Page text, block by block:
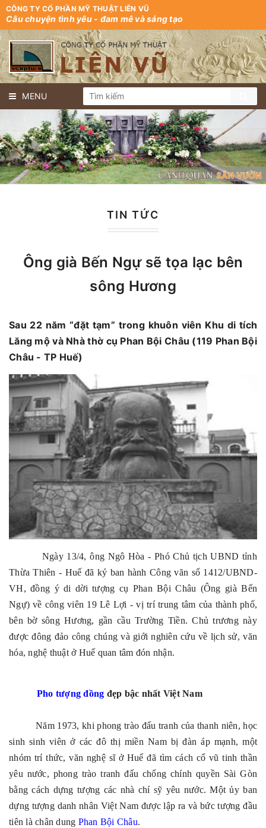
CÔNG TY CỔ PHẦN MỸ THUẬT LIÊN VŨ
Câu chuyện tình yêu - đam mê và sáng tạo
MENU
TIN TỨC
Ông già Bến Ngự sẽ tọa lạc bên
sông Hương
Sau 22 năm “đặt tạm” trong khuôn viên Khu di tích
Lăng mộ và Nhà thờ cụ Phan Bội Châu (119 Phan Bội
Châu - TP Huế)
Ngày 13/4, ông Ngô Hòa - Phó Chủ tịch UBND tỉnh
Thừa Thiên - Huế đã ký ban hành Công văn số 1412/UBND-
VH, đồng ý di dời tượng cụ Phan Bội Châu (Ông già Bến
Ngự) về công viên 19 Lê Lợi - vị trí trung tâm của thành phố,
bên bờ sông Hương, gần cầu Trường Tiền. Chủ trương này
được đông đảo công chúng và giới nghiên cứu về lịch sử, văn
hóa, nghệ thuật ở Huế quan tâm đón nhận.
Pho tượng đồng đẹp bậc nhất Việt Nam
Năm 1973, khi phong trào đấu tranh của thanh niên, học
sinh sinh viên ở các đô thị miền Nam bị đàn áp mạnh, một
nhóm trí thức, văn nghệ sĩ ở Huế đã tìm cách cổ vũ tinh thần
yêu nước, phong trào tranh đấu chống chính quyền Sài Gòn
bằng cách dựng tượng các nhà chí sỹ yêu nước. Một ủy ban
dựng tượng danh nhân Việt Nam được lập ra và bức tượng đầu
tiên là chân dung Phan Bội Châu.